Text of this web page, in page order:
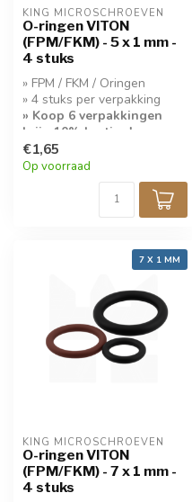
KING MICROSCHROEVEN
O-ringen VITON
(FPM/FKM) - 5 x 1 mm -
4 stuks
» FPM / FKM / Oringen
» 4 stuks per verpakking
» Koop 6 verpakkingen
krijg 10% korting!
€1,65
Op voorraad
7 X 1 MM
KING MICROSCHROEVEN
O-ringen VITON
(FPM/FKM) - 7 x 1 mm -
4 stuks